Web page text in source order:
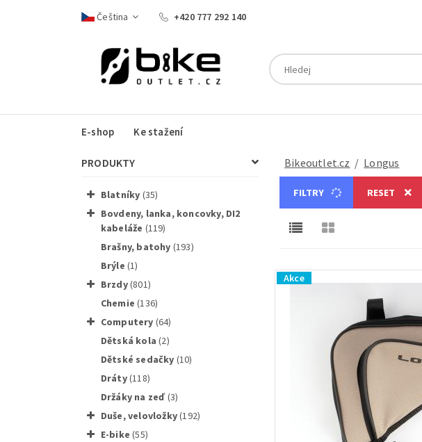
Čeština +420 777 292 140
E-shop Ke stažení
PRODUKTY
blatníky (35)
bovdeny, lanka, koncovky, DI2
kabeláže (119)
brašny, batohy (193)
brýle(1)
brzdy(801)
chemie(136)
computery (64)
dětská kola(2)
dětské sedačky (10)
dráty(118)
držáky na zeď (3)
duše, velovložky(192)
e-bike(55)
Bikeoutlet.cz / Longus
Filtry Reset
Akce